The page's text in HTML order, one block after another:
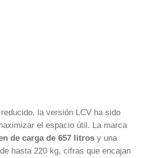
la versión LCV ha sido
el espacio útil. La marca
de carga de 657 litros y una
hasta 220 kg, cifras que encajan